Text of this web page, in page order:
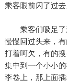
乘客眼前闪了过去
乘客们吸足了
慢慢回过头来，有
打着呵欠，有的
集中到一个小小
李卷上，那上面